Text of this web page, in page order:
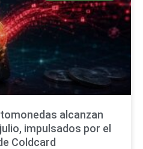
alcanzan
impulsados por el
Coldcard